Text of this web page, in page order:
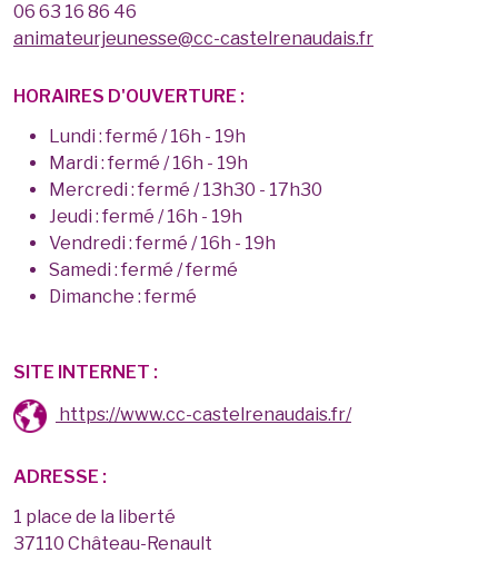
06 63 16 86 46
animateurjeunesse@cc-castelrenaudais.fr
HORAIRES D'OUVERTURE :
Lundi : fermé / 16h - 19h
Mardi : fermé / 16h - 19h
Mercredi : fermé / 13h30 - 17h30
Jeudi : fermé / 16h - 19h
Vendredi : fermé / 16h - 19h
Samedi : fermé / fermé
Dimanche : fermé
SITE INTERNET :
https://www.cc-castelrenaudais.fr/
ADRESSE :
1 place de la liberté
37110 Château-Renault